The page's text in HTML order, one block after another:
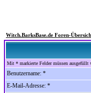
Witch.BarksBase.de Foren-
Mit * markierte Felder müssen ausgefüllt
Benutzername: *
E-Mail-Adresse: *